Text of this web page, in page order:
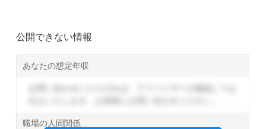
公開できない情報
あなたの想定年収
職場の人間関係